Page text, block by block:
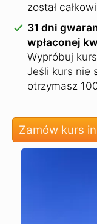
został
31 dni
wpłaconej
Wypróbuj
Jeśli kurs nie
otrzymasz
Zamów kurs